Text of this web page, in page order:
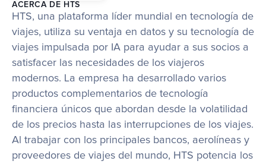
ACERCA DE HTS
HTS, una plataforma líder mundial en tecnología de
viajes, utiliza su ventaja en datos y su tecnología de
viajes impulsada por IA para ayudar a sus socios a
satisfacer las necesidades de los viajeros
modernos. La empresa ha desarrollado varios
productos complementarios de tecnología
financiera únicos que abordan desde la volatilidad
de los precios hasta las interrupciones de los viajes.
Al trabajar con los principales bancos, aerolíneas y
proveedores de viajes del mundo, HTS potencia los